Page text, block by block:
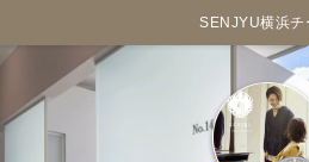
SENJYU横浜チ